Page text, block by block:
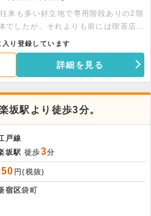
来も多い好立地で専用階段ありの2階
でしたが、それよりも前には喫茶店が
態で整体が営業をしていたため、厨房
状態での引き渡しとなります。重飲食
すので、是非お気軽にお問い合わせく
入り登録しています
詳細を見る
坂駅より徒歩3分。
戸線
坂駅 徒歩3分
円(税抜)
宿区袋町